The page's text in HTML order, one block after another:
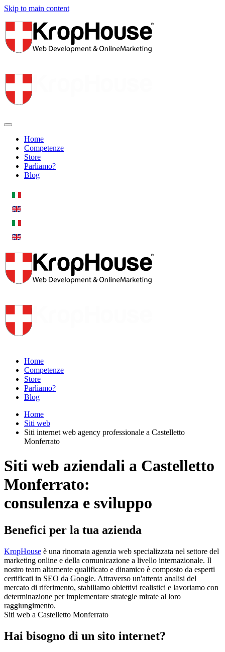
Skip to main content
Home
Competenze
Store
Parliamo?
Blog
Home
Competenze
Store
Parliamo?
Blog
Home
Siti web
Siti internet web agency professionale a Castelletto
Monferrato
Siti web aziendali a Castelletto
Monferrato:
consulenza e sviluppo
Benefici per la tua azienda
KropHouse è una rinomata agenzia web specializzata nel settore del
marketing online e della comunicazione a livello internazionale. Il
nostro team altamente qualificato e dinamico è composto da esperti
certificati in SEO da Google. Attraverso un'attenta analisi del
mercato di riferimento, stabiliamo obiettivi realistici e lavoriamo con
determinazione per implementare strategie mirate al loro
raggiungimento.
Siti web a Castelletto Monferrato
Hai bisogno di un sito internet?